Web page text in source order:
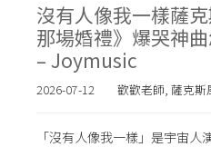
沒有人像我一樣薩
那場婚禮》爆哭神
– Joymusic
2026-07-12 歡歡老師, 薩克斯
「沒有人像我一樣」是宇宙